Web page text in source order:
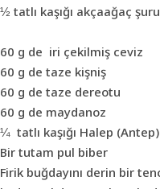
½ tatlı kaşığı akçaağaç
60 g de iri çekilmiş ceviz
60 g de taze kişniş
60 g de taze dereotu
60 g de maydanoz
¼ tatlı kaşığı Halep
Bir tutam pul biber
Firik buğdayını derin bir